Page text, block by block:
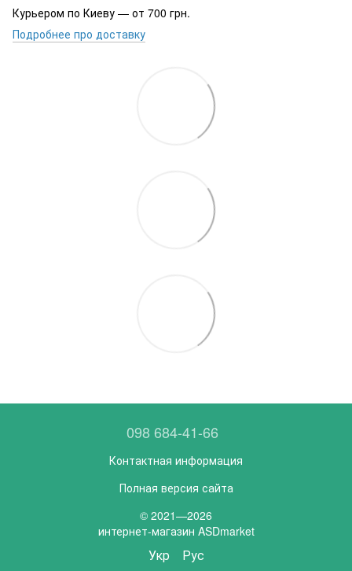
Курьером по Киеву — от 700 грн.
Подробнее про доставку
098 684-41-66
Контактная информация
Полная версия сайта
© 2021—2026
интернет-магазин ASDmarket
Укр Рус